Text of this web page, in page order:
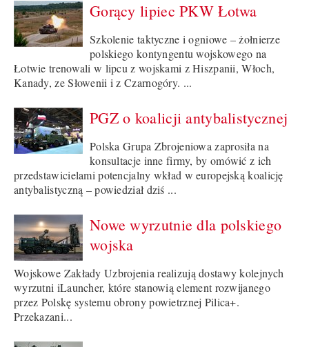
Gorący lipiec PKW Łotwa
Szkolenie taktyczne i ogniowe – żołnierze
polskiego kontyngentu wojskowego na
Łotwie trenowali w lipcu z wojskami z Hiszpanii, Włoch,
Kanady, ze Słowenii i z Czarnogóry. ...
PGZ o koalicji antybalistycznej
Polska Grupa Zbrojeniowa zaprosiła na
konsultacje inne firmy, by omówić z ich
przedstawicielami potencjalny wkład w europejską koalicję
antybalistyczną – powiedział dziś ...
Nowe wyrzutnie dla polskiego
wojska
Wojskowe Zakłady Uzbrojenia realizują dostawy kolejnych
wyrzutni iLauncher, które stanowią element rozwijanego
przez Polskę systemu obrony powietrznej Pilica+.
Przekazani...